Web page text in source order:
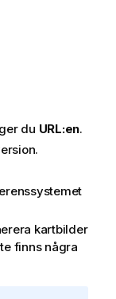
du URL:en.
kartbilder
finns några